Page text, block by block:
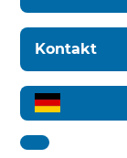
Kontakt